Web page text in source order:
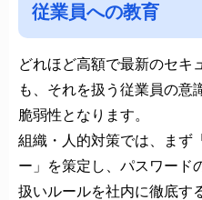
従業員への教育
どれほど高額で最新のセキ
も、それを扱う従業員の意
脆弱性となります。
組織・人的対策では、まず
ー」を策定し、パスワード
扱いルールを社内に徹底す